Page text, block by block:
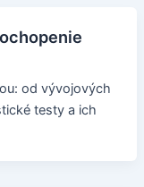
od vývojových
testy a ich